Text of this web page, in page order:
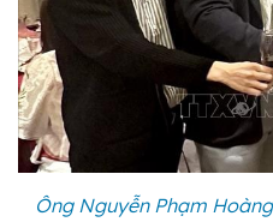
Ông Nguyễn Phạm